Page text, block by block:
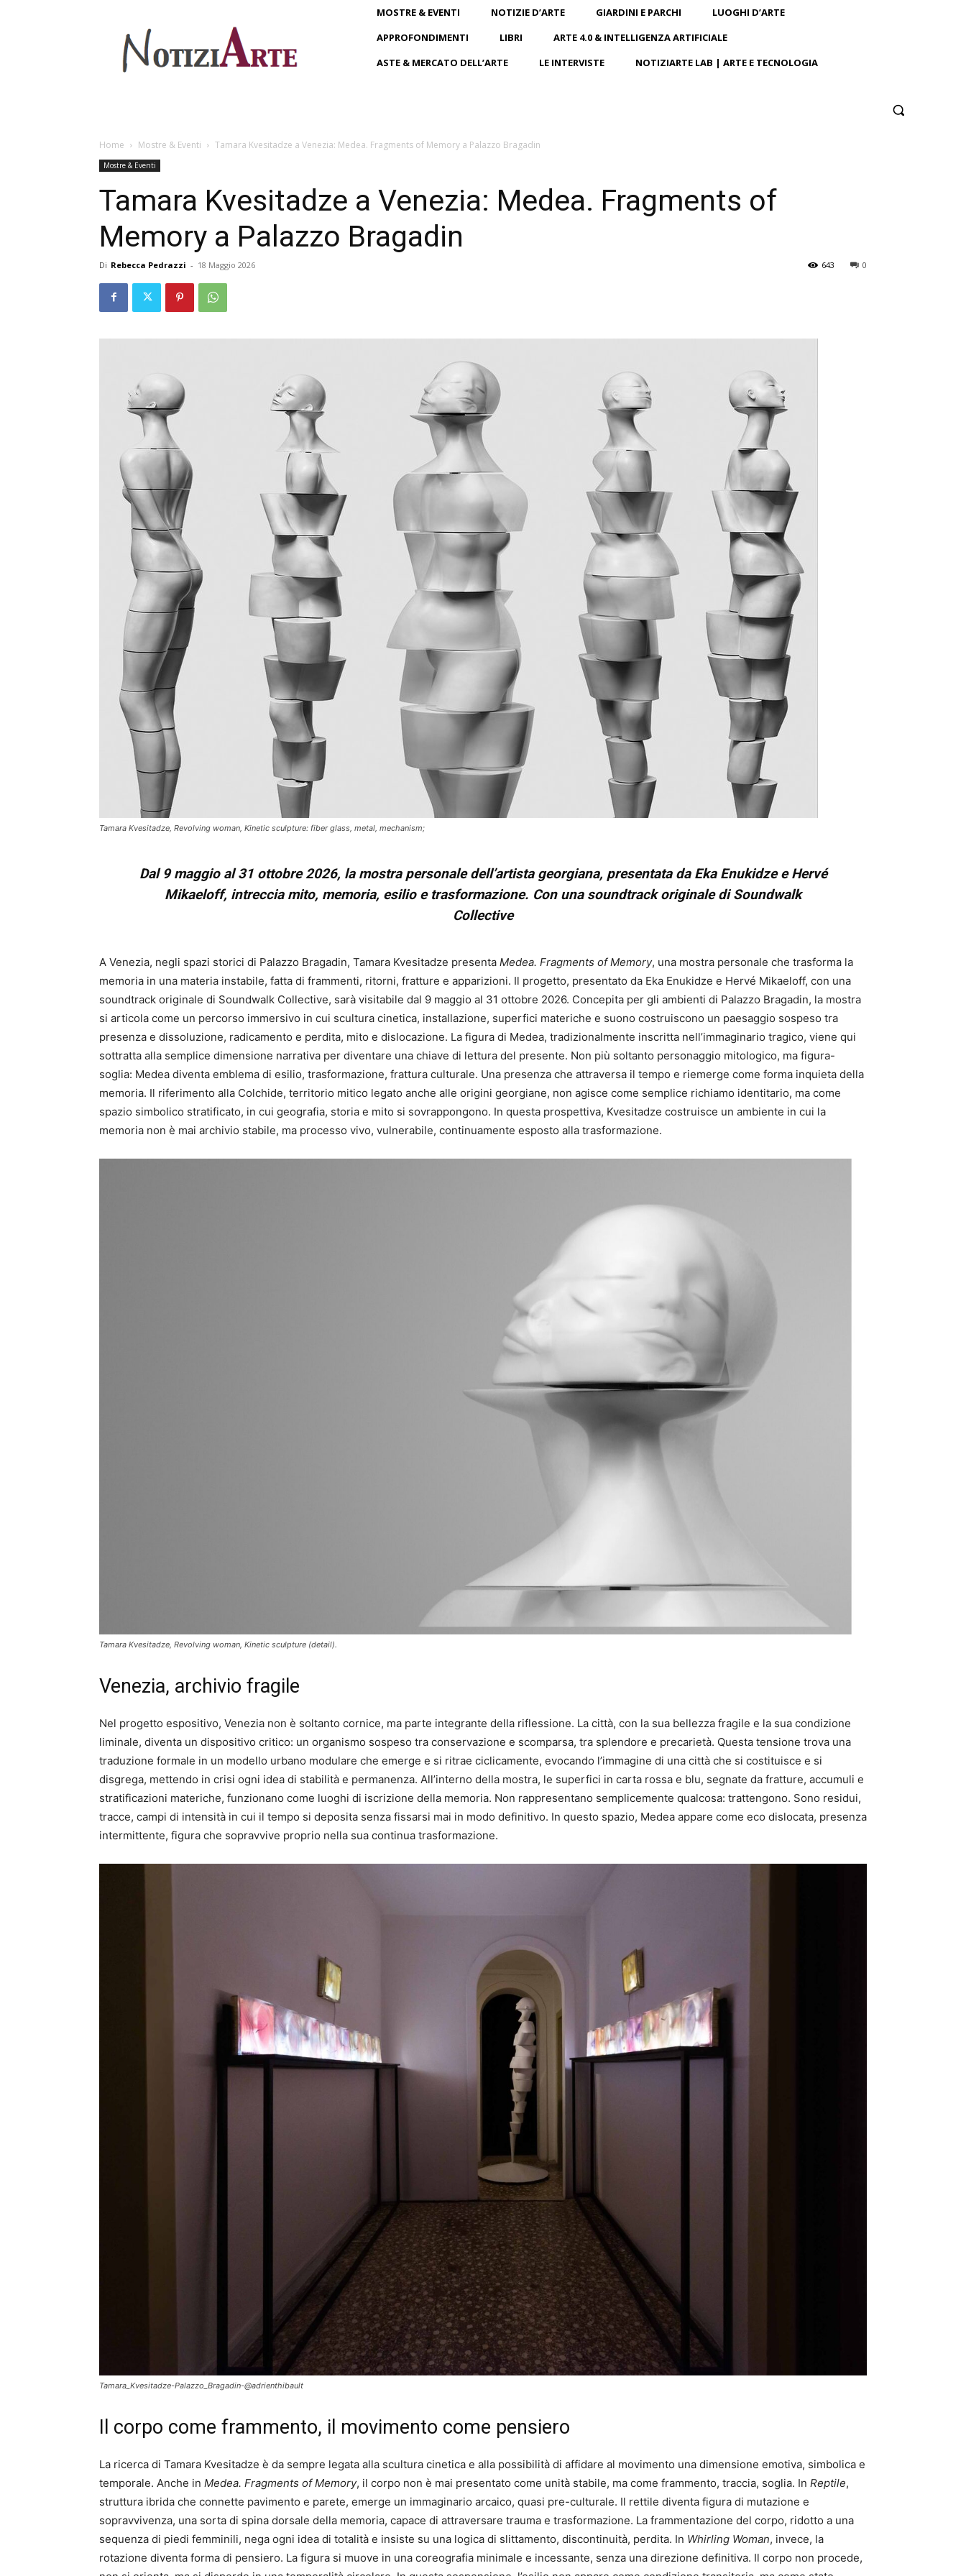
MOSTRE & EVENTI NOTIZIE D’ARTE GIARDINI E PARCHI
LUOGHI D’ARTE
APPROFONDIMENTI
LIBRI
ARTE 4.0 & INTELLIGENZA ARTIFICIALE
ASTE & MERCATO DELL’ARTE
LE INTERVISTE NOTIZIARTE LAB | ARTE E TECNOLOGIA
Home Mostre & Eventi Tamara Kvesitadze a Venezia: Medea. Fragments of Memory a Palazzo Bragadin
Mostre & Eventi
Tamara Kvesitadze a Venezia: Medea. Fragments of
Memory a Palazzo Bragadin
Di Rebecca Pedrazzi - 18 Maggio 2026 0
643
Tamara Kvesitadze, Revolving woman, Kinetic sculpture: fiber glass, metal, mechanism;
Dal 9 maggio al 31 ottobre 2026, la mostra personale dell’artista georgiana, presentata da Eka Enukidze e Hervé
Mikaeloff, intreccia mito, memoria, esilio e trasformazione. Con una soundtrack originale di Soundwalk
Collective
A Venezia, negli spazi storici di Palazzo Bragadin, Tamara Kvesitadze presenta Medea. Fragments of Memory, una mostra personale che trasforma la
memoria in una materia instabile, fatta di frammenti, ritorni, fratture e apparizioni. Il progetto, presentato da Eka Enukidze e Hervé Mikaeloff, con una
soundtrack originale di Soundwalk Collective, sarà visitabile dal 9 maggio al 31 ottobre 2026. Concepita per gli ambienti di Palazzo Bragadin, la mostra
si articola come un percorso immersivo in cui scultura cinetica, installazione, superfici materiche e suono costruiscono un paesaggio sospeso tra
presenza e dissoluzione, radicamento e perdita, mito e dislocazione. La figura di Medea, tradizionalmente inscritta nell’immaginario tragico, viene qui
sottratta alla semplice dimensione narrativa per diventare una chiave di lettura del presente. Non più soltanto personaggio mitologico, ma figura-
soglia: Medea diventa emblema di esilio, trasformazione, frattura culturale. Una presenza che attraversa il tempo e riemerge come forma inquieta della
memoria. Il riferimento alla Colchide, territorio mitico legato anche alle origini georgiane, non agisce come semplice richiamo identitario, ma come
spazio simbolico stratificato, in cui geografia, storia e mito si sovrappongono. In questa prospettiva, Kvesitadze costruisce un ambiente in cui la
memoria non è mai archivio stabile, ma processo vivo, vulnerabile, continuamente esposto alla trasformazione.
Tamara Kvesitadze, Revolving woman, Kinetic sculpture (detail).
Venezia, archivio fragile
Nel progetto espositivo, Venezia non è soltanto cornice, ma parte integrante della riflessione. La città, con la sua bellezza fragile e la sua condizione
liminale, diventa un dispositivo critico: un organismo sospeso tra conservazione e scomparsa, tra splendore e precarietà. Questa tensione trova una
traduzione formale in un modello urbano modulare che emerge e si ritrae ciclicamente, evocando l’immagine di una città che si costituisce e si
disgrega, mettendo in crisi ogni idea di stabilità e permanenza. All’interno della mostra, le superfici in carta rossa e blu, segnate da fratture, accumuli e
stratificazioni materiche, funzionano come luoghi di iscrizione della memoria. Non rappresentano semplicemente qualcosa: trattengono. Sono residui,
tracce, campi di intensità in cui il tempo si deposita senza fissarsi mai in modo definitivo. In questo spazio, Medea appare come eco dislocata, presenza
intermittente, figura che sopravvive proprio nella sua continua trasformazione.
Tamara_Kvesitadze-Palazzo_Bragadin-@adrienthibault
Il corpo come frammento, il movimento come pensiero
La ricerca di Tamara Kvesitadze è da sempre legata alla scultura cinetica e alla possibilità di affidare al movimento una dimensione emotiva, simbolica e
temporale. Anche in Medea. Fragments of Memory, il corpo non è mai presentato come unità stabile, ma come frammento, traccia, soglia. In Reptile,
struttura ibrida che connette pavimento e parete, emerge un immaginario arcaico, quasi pre-culturale. Il rettile diventa figura di mutazione e
sopravvivenza, una sorta di spina dorsale della memoria, capace di attraversare trauma e trasformazione. La frammentazione del corpo, ridotto a una
sequenza di piedi femminili, nega ogni idea di totalità e insiste su una logica di slittamento, discontinuità, perdita. In Whirling Woman, invece, la
rotazione diventa forma di pensiero. La figura si muove in una coreografia minimale e incessante, senza una direzione definitiva. Il corpo non procede,